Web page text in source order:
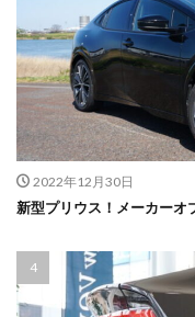
2022年12月30日
新型プリウス！メーカーオ